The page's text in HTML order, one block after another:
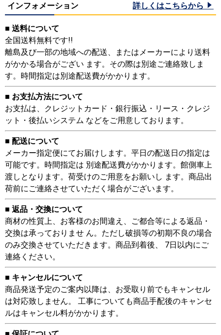
インフォメーション 詳しくはこちらから
■ 送料について
全国送料無料です!!
離島及び一部の地域への配送、またはメーカーにより送料
がかかる場合がござい ます。その際は別途ご連絡致しま
す。時間指定は別途配送費がかかります。
■ お支払方法について
お支払は、クレジットカード・銀行振込・リース・クレジ
ット・後払いシステム などをご用意しております。
■ 配送について
メーカー指定便にてお届けします。平日の配送日の指定は
可能です。時間指定は 別途配送費がかかります。館側車上
渡しとなります。荷受けのご用意をお願いし ます。商品出
荷前にご連絡させていただく場合がございます。
■ 返品・交換について
商材の性質上、お客様のお間違え、ご都合等による返品・
交換は承っておりませ ん。ただし破損等の初期不良の場合
のみ交換させていただきます。商品到着後、 7日以内にご
連絡ください。
■ キャンセルについて
商品発送予定のご案内以降は、お受取り前でもキャンセル
は対応致しません。 工事についても商品手配後のキャンセ
ルはキャンセル料がかかります。